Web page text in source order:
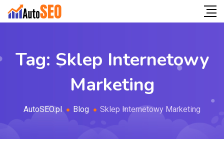
Tag: Sklep Internetowy
Marketing
AutoSEO.pl Blog Sklep Internetowy Marketing